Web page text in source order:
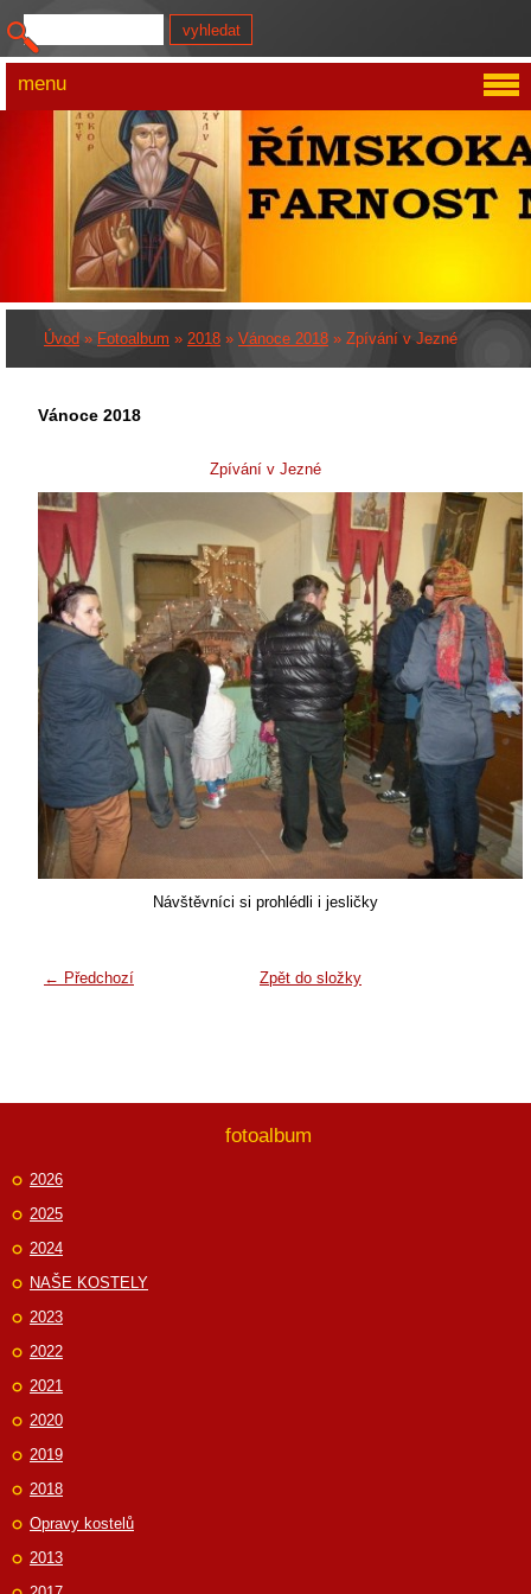
Úvod » Fotoalbum » 2018 » Vánoce 2018 » Zpívání v Jezné
Vánoce 2018
Zpívání v Jezné
Návštěvníci si prohlédli i jesličky
← Předchozí Zpět do složky
menu
fotoalbum
2026
2025
2024
NAŠE KOSTELY
2023
2022
2021
2020
2019
2018
Opravy kostelů
2013